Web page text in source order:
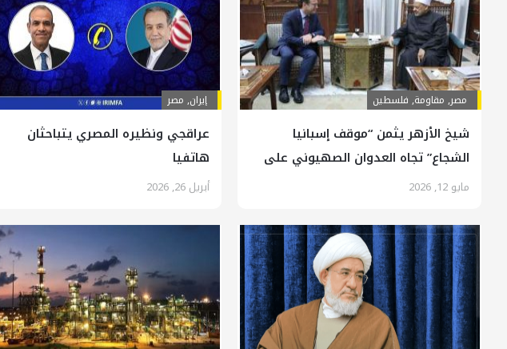
مصر, مقاومة, فلسطين
شيخ الأزهر يثمن “موقف إسبانيا
الشجاع” تجاه العدوان الصهيوني على
غزة
مايو 12, 2026
إيران, مصر
عراقجي ونظيره المصري يتباحثان
هاتفيا
أبريل 26, 2026